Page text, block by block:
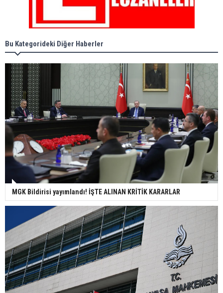
Bu Kategorideki Diğer Haberler
MGK Bildirisi yayımlandı! İŞTE ALINAN KRİTİK KARARLAR